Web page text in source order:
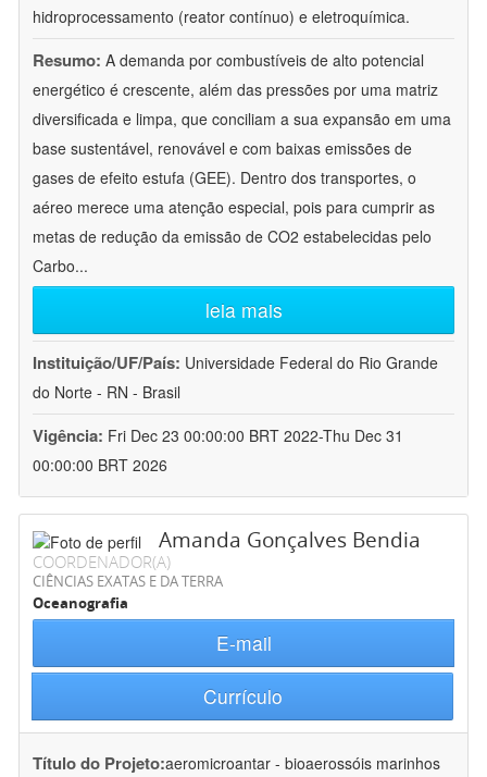
hidroprocessamento (reator contínuo) e eletroquímica.
Resumo: A demanda por combustíveis de alto potencial
energético é crescente, além das pressões por uma matriz
diversificada e limpa, que conciliam a sua expansão em uma
base sustentável, renovável e com baixas emissões de
gases de efeito estufa (GEE). Dentro dos transportes, o
aéreo merece uma atenção especial, pois para cumprir as
metas de redução da emissão de CO2 estabelecidas pelo
Carbo...
leia mais
Instituição/UF/País: Universidade Federal do Rio Grande
do Norte - RN - Brasil
Vigência: Fri Dec 23 00:00:00 BRT 2022-Thu Dec 31
00:00:00 BRT 2026
Amanda Gonçalves Bendia
COORDENADOR(A)
CIÊNCIAS EXATAS E DA TERRA
Oceanografia
E-mail
Currículo
Título do Projeto:aeromicroantar - bioaerossóis marinhos